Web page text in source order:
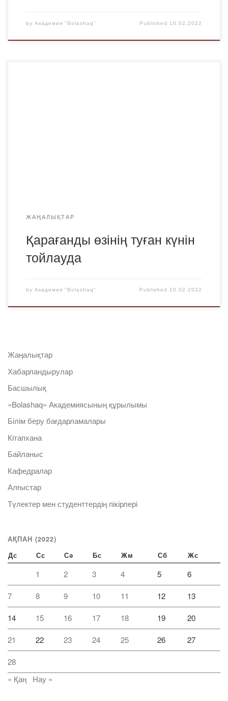
by Академия "Bolashaq" Published 10.02.2022
ЖАҢАЛЫҚТАР
Қарағанды өзінің туған күнін
тойлауда
by Академия "Bolashaq" Published 10.02.2022
Жаңалықтар
Хабарландырулар
Басшылық
«Bolashaq» Академиясының құрылымы
Білім беру бағдарламалары
Кітапхана
Байланыс
Кафедралар
Алғыстар
Түлектер мен студенттердің пікірлері
АҚПАН (2022)
Дс Сс Сә Бс Жм Сб Жс
1 2 3 4 5 6
7 8 9 10 11 12 13
14 15 16 17 18 19 20
21 22 23 24 25 26 27
28
« Қаң
Нау »